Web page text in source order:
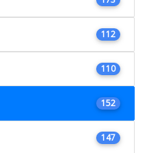
112
110
152
147